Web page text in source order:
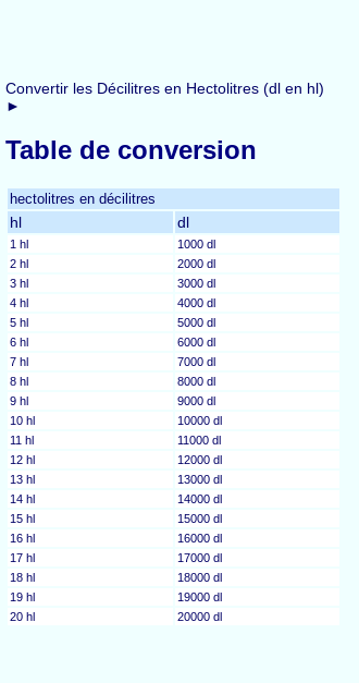
Convertir les Décilitres en Hectolitres (dl en hl)
►
Table de conversion
hectolitres en décilitres
hl dl
1 hl
1000 dl
2 hl
2000 dl
3 hl
3000 dl
4 hl
4000 dl
5 hl
5000 dl
6 hl
6000 dl
7 hl
7000 dl
8 hl
8000 dl
9 hl
9000 dl
10 hl
10000 dl
11 hl
11000 dl
12 hl
12000 dl
13 hl
13000 dl
14 hl
14000 dl
15 hl
15000 dl
16 hl
16000 dl
17 hl
17000 dl
18 hl
18000 dl
19 hl
19000 dl
20 hl
20000 dl